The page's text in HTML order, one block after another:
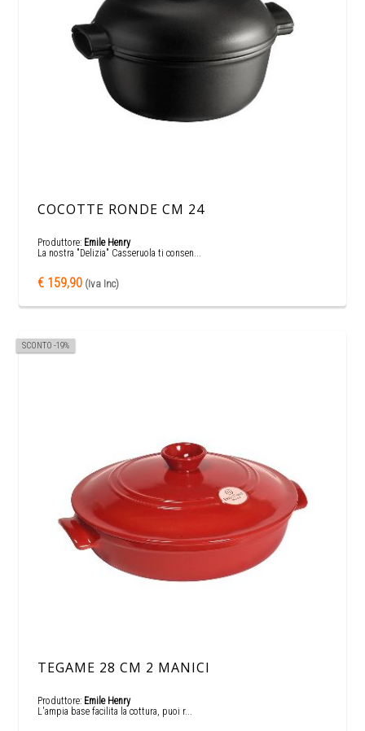
COCOTTE RONDE CM 24
Produttore: Emile Henry
La nostra "Delizia" Casseruola ti consen...
€ 159,90 (Iva Inc)
SCONTO -19%
TEGAME 28 CM 2 MANICI
Produttore: Emile Henry
L'ampia base facilita la cottura, puoi r...